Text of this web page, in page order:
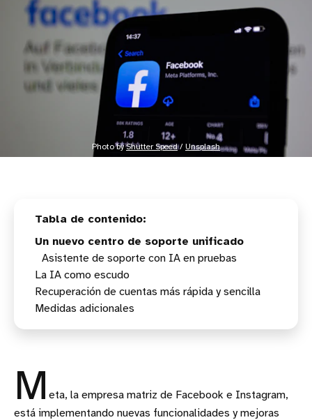
Photo by Shutter Speed / Unsplash
Un nuevo centro de soporte unificado
Asistente de soporte con IA en pruebas
La IA como escudo
Recuperación de cuentas más rápida y sencilla
Recuperación más fácil de encontrar
Medidas adicionales
M eta, la empresa matriz de Facebook e Instagram,
está implementando nuevas funcionalidades y mejoras